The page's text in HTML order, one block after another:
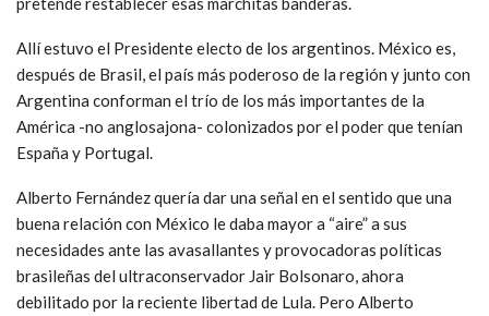
Allí estuvo el Presidente electo de los argentinos. México es,
después de Brasil, el país más poderoso de la región y junto con
Argentina conforman el trío de los más importantes de la
América -no anglosajona- colonizados por el poder que tenían
España y Portugal.
Alberto Fernández quería dar una señal en el sentido que una
buena relación con México le daba mayor a “aire” a sus
necesidades ante las avasallantes y provocadoras políticas
brasileñas del ultraconservador Jair Bolsonaro, ahora
debilitado por la reciente libertad de Lula. Pero Alberto